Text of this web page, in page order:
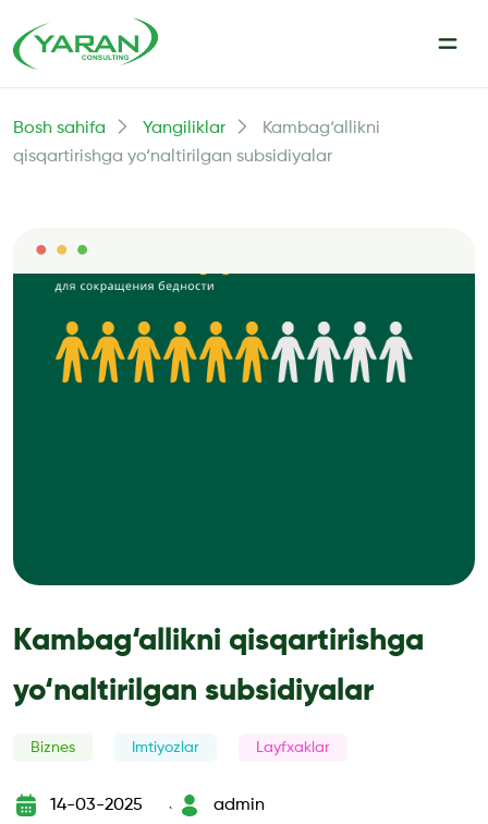
Bosh sahifa Yangiliklar
Kambag‘allikni
qisqartirishga yo‘naltirilgan subsidiyalar
Kambag‘allikni qisqartirishga
yo‘naltirilgan subsidiyalar
Biznes Imtiyozlar Layfxaklar
14-03-2025
`
admin